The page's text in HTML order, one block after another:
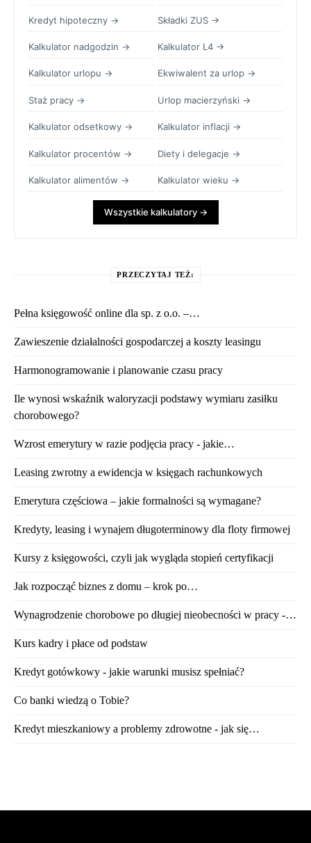
Kredyt hipoteczny → Składki ZUS →
Kalkulator nadgodzin → Kalkulator L4 →
Kalkulator urlopu → Ekwiwalent za urlop →
Staż pracy → Urlop macierzyński →
Kalkulator odsetkowy → Kalkulator inflacji →
Kalkulator procentów → Diety i delegacje →
Kalkulator alimentów → Kalkulator wieku →
Wszystkie kalkulatory →
PRZECZYTAJ TEŻ:
Pełna księgowość online dla sp. z o.o. –…
Zawieszenie działalności gospodarczej a koszty leasingu
Harmonogramowanie i planowanie czasu pracy
Ile wynosi wskaźnik waloryzacji podstawy wymiaru zasiłku
chorobowego?
Wzrost emerytury w razie podjęcia pracy - jakie…
Leasing zwrotny a ewidencja w księgach rachunkowych
Emerytura częściowa – jakie formalności są wymagane?
Kredyty, leasing i wynajem długoterminowy dla floty firmowej
Kursy z księgowości, czyli jak wygląda stopień certyfikacji
Jak rozpocząć biznes z domu – krok po…
Wynagrodzenie chorobowe po długiej nieobecności w pracy -…
Kurs kadry i płace od podstaw
Kredyt gotówkowy - jakie warunki musisz spełniać?
Co banki wiedzą o Tobie?
Kredyt mieszkaniowy a problemy zdrowotne - jak się…